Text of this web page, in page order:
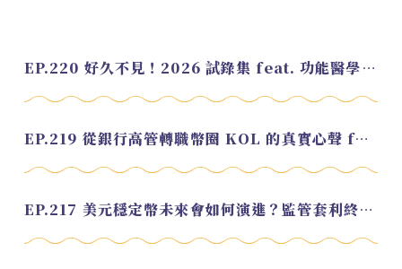
EP.220 好久不見！2026 試錄集 feat. 功能醫學營養師 美寶
EP.219 從銀行高管轉職幣圈 KOL 的真實心聲 feat.龜大
EP.217 美元穩定幣未來會如何演進？監管套利終將收斂？feat. 研究員 余哲安